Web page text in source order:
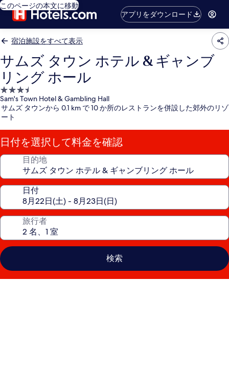
このページの本文に移動
アプリをダウンロード
宿泊施設をすべて表示
サムズ タウン ホテル & ギャンブ
リング ホール
3.5
つ
星
泊
施
設
Sam's Town Hotel & Gambling Hall
サムズ タウンから 0.1 km で 10 か所のレストランを併設した郊外のリゾ
ート
日付を選択して料金を確認
目的地
日付
旅行者
検索